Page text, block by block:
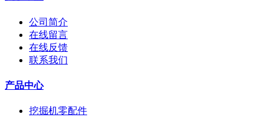
公司简介
在线留言
在线反馈
联系我们
产品中心
挖掘机零配件